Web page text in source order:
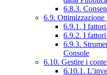
6.8.3.
6.9.
6.9.1. I fattori
6.9.2. I fattori
6.9.3.
Console
6.10. Gestire i
6.10.1.